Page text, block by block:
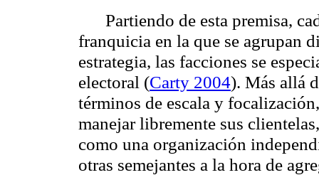
Partiendo de esta premisa,
franquicia en la que se agrupan
estrategia, las facciones se
electoral (Carty 2004). Más allá
términos de escala y
manejar libremente sus
como una organización
otras semejantes a la hora de